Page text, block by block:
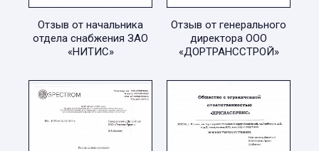
Отзыв от начальника
отдела снабжения ЗАО
«НИТИС»
Отзыв от генерального
директора ООО
«ДОРТРАНССТРОЙ»